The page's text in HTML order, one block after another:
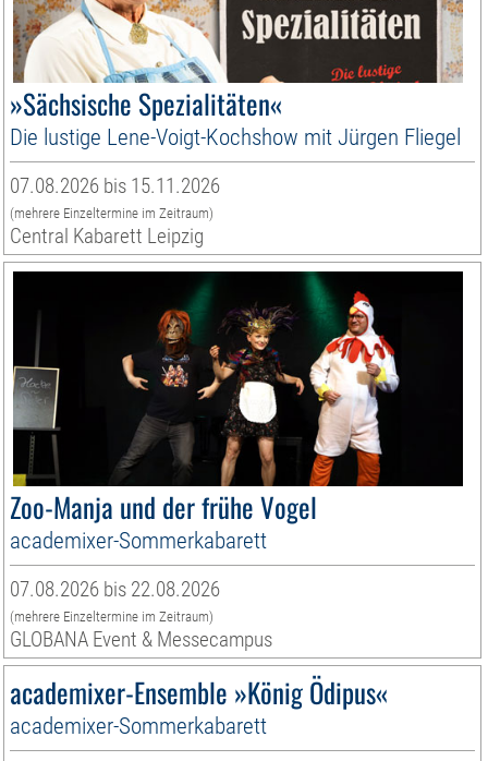
»Sächsische Spezialitäten«
Die lustige Lene-Voigt-Kochshow mit Jürgen Fliegel
07.08.2026 bis 15.11.2026
(mehrere Einzeltermine im Zeitraum)
Central Kabarett Leipzig
Zoo-Manja und der frühe Vogel
academixer-Sommerkabarett
07.08.2026 bis 22.08.2026
(mehrere Einzeltermine im Zeitraum)
GLOBANA Event & Messecampus
academixer-Ensemble »König Ödipus«
academixer-Sommerkabarett